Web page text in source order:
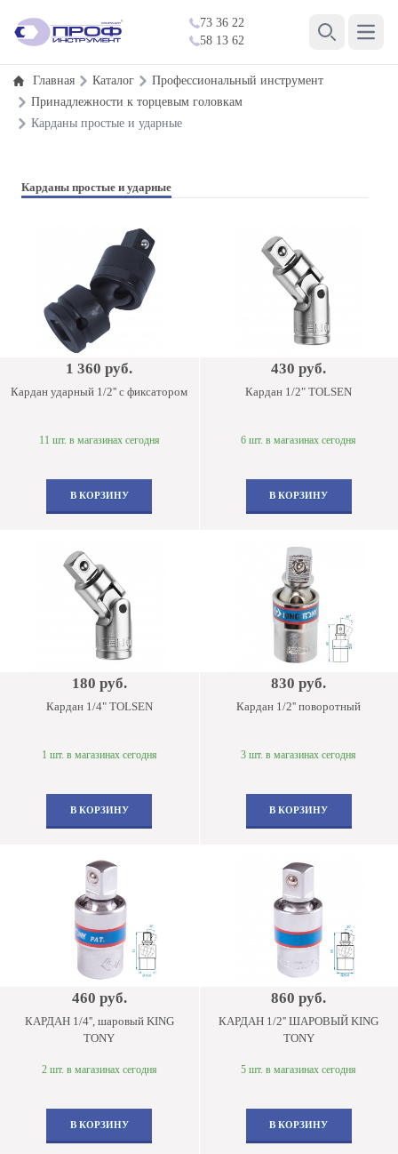
73 36 22
58 13 62
Open
Главная Каталог
Профессиональный инструмент
Принадлежности к торцевым головкам
Карданы простые и ударные
Карданы простые и ударные
1 360 руб.
Кардан ударный 1/2'' с фиксатором
11 шт. в магазинах сегодня
В КОРЗИНУ
430 руб.
Кардан 1/2" TOLSEN
6 шт. в магазинах сегодня
В КОРЗИНУ
180 руб.
Кардан 1/4" TOLSEN
1 шт. в магазинах сегодня
В КОРЗИНУ
830 руб.
Кардан 1/2'' поворотный
3 шт. в магазинах сегодня
В КОРЗИНУ
460 руб.
КАРДАН 1/4'', шаровый KING
TONY
2 шт. в магазинах сегодня
В КОРЗИНУ
860 руб.
КАРДАН 1/2'' ШАРОВЫЙ KING
TONY
5 шт. в магазинах сегодня
В КОРЗИНУ